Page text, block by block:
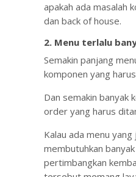
apakah ada masalah
dan back of house.
2. Menu terlalu
Semakin panjang
komponen yang
Dan semakin banyak
order yang harus
Kalau ada menu
membutuhkan
pertimbangkan